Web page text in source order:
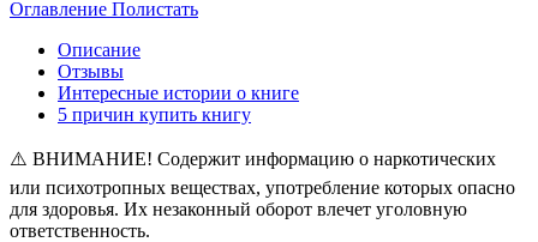
Оглавление Полистать
Описание
Отзывы
Интересные истории о книге
5 причин купить книгу
⚠️ ВНИМАНИЕ! Содержит информацию о наркотических
или психотропных веществах, употребление которых опасно
для здоровья. Их незаконный оборот влечет уголовную
ответственность.